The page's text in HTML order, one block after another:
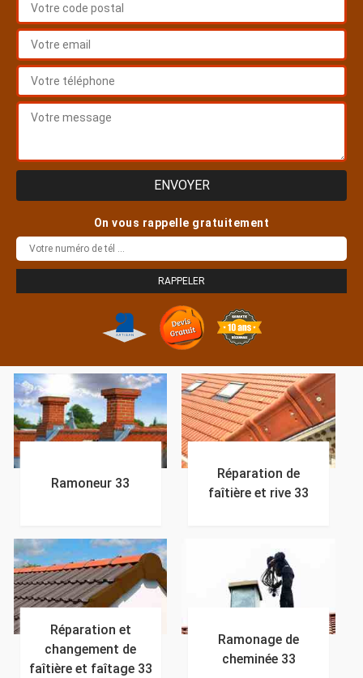
On vous rappelle gratuitement
Ramoneur 33
Réparation de
faîtière et rive 33
Réparation et
changement de
faîtière et faîtage 33
Ramonage de
cheminée 33